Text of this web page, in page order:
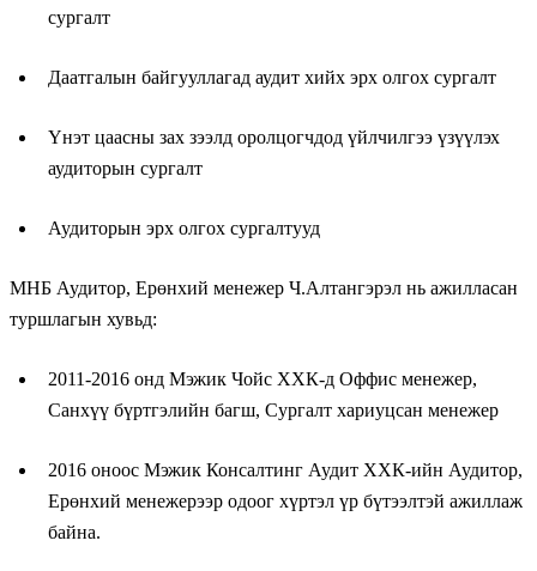
сургалт
Даатгалын байгууллагад аудит хийх эрх олгох сургалт
Үнэт цаасны зах зээлд оролцогчдод үйлчилгээ үзүүлэх
аудиторын сургалт
Аудиторын эрх олгох сургалтууд
МНБ Аудитор, Ерөнхий менежер Ч.Алтангэрэл нь ажилласан
туршлагын хувьд:
2011-2016 онд Мэжик Чойс ХХК-д Оффис менежер,
Санхүү бүртгэлийн багш, Сургалт хариуцсан менежер
2016 оноос Мэжик Консалтинг Аудит ХХК-ийн Аудитор,
Ерөнхий менежерээр одоог хүртэл үр бүтээлтэй ажиллаж
байна.